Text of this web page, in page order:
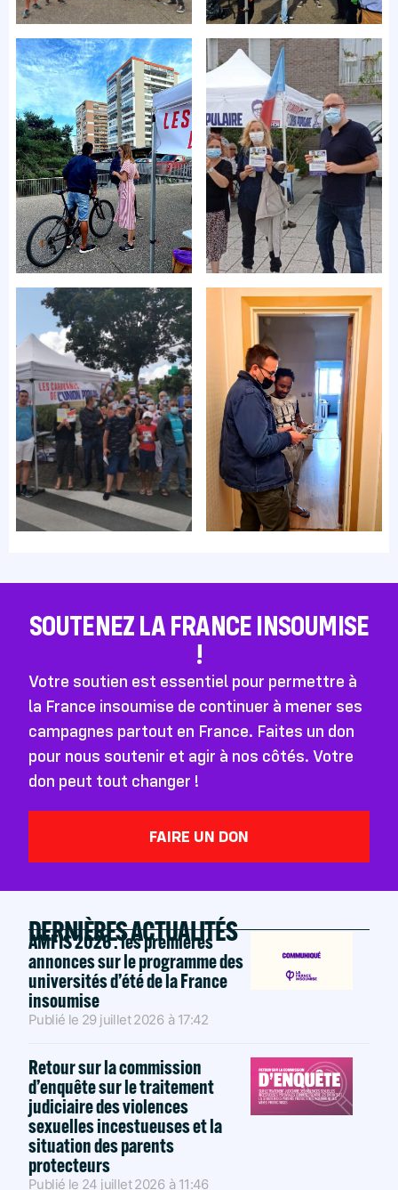
SOUTENEZ LA FRANCE INSOUMISE
!
Votre soutien est essentiel pour permettre à
la France insoumise de continuer à mener ses
campagnes partout en France. Faites un don
pour nous soutenir et agir à nos côtés. Votre
don peut tout changer !
FAIRE UN DON
DERNIÈRES ACTUALITÉS
AMFIS 2026 : les premières
annonces sur le programme des
universités d’été de la France
insoumise
Publié le 29 juillet 2026 à 17:42
Retour sur la commission
d’enquête sur le traitement
judiciaire des violences
sexuelles incestueuses et la
situation des parents
protecteurs
Publié le 24 juillet 2026 à 11:46